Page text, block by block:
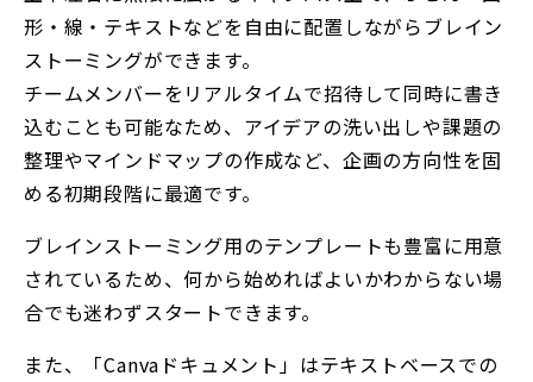
形・線・テキストなどを自由に配置しながらブレイン
ストーミングができます。
チームメンバーをリアルタイムで招待して同時に書き
込むことも可能なため、アイデアの洗い出しや課題の
整理やマインドマップの作成など、企画の方向性を固
める初期段階に最適です。
ブレインストーミング用のテンプレートも豊富に用意
されているため、何から始めればよいかわからない場
合でも迷わずスタートできます。
また、「Canvaドキュメント」はテキストベースでの